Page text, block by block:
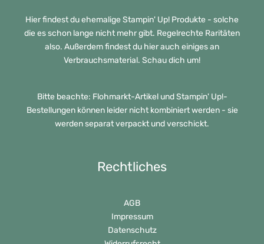
Hier findest du ehemalige Stampin' Up! Produkte - solche
die es schon lange nicht mehr gibt. Regelrechte Raritäten
also. Außerdem findest du hier auch einiges an
Verbrauchsmaterial. Schau dich um!
Bitte beachte: Flohmarkt-Artikel und Stampin' Up!-
Bestellungen können leider nicht kombiniert werden - sie
werden separat verpackt und verschickt.
Rechtliches
AGB
Impressum
Datenschutz